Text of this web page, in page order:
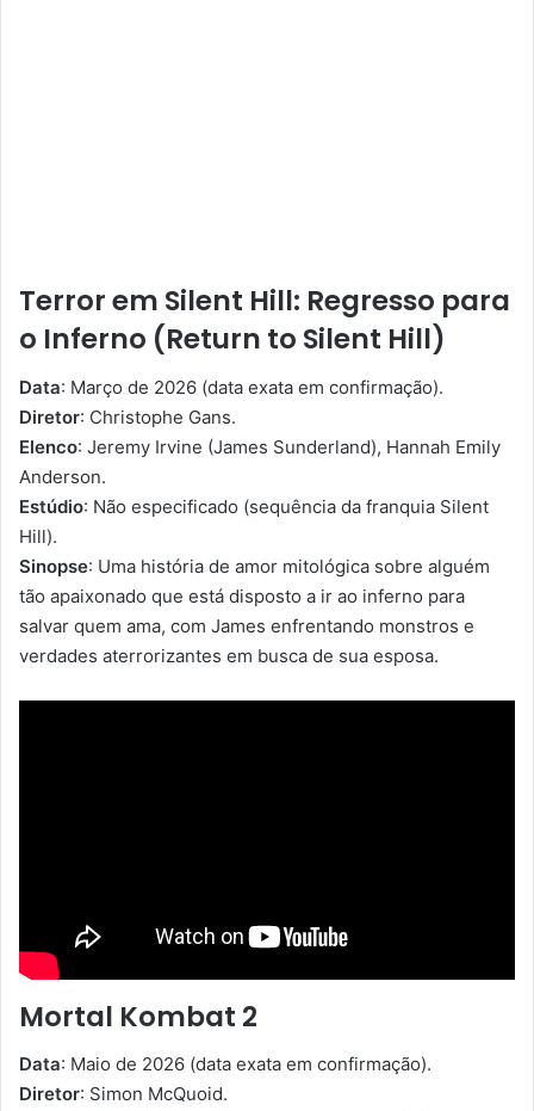
Terror em Silent Hill: Regresso para
o Inferno (Return to Silent Hill)
Data: Março de 2026 (data exata em confirmação).
Diretor: Christophe Gans.
Elenco: Jeremy Irvine (James Sunderland), Hannah Emily
Anderson.
Estúdio: Não especificado (sequência da franquia Silent
Hill).
Sinopse: Uma história de amor mitológica sobre alguém
tão apaixonado que está disposto a ir ao inferno para
salvar quem ama, com James enfrentando monstros e
verdades aterrorizantes em busca de sua esposa.
Mortal Kombat 2
Data: Maio de 2026 (data exata em confirmação).
Diretor: Simon McQuoid.